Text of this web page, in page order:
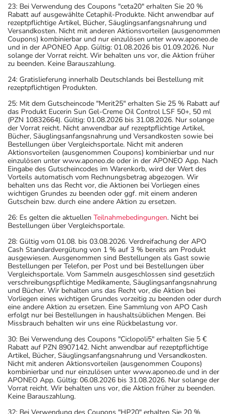
23: Bei Verwendung des Coupons "ceta20" erhalten Sie 20 %
Rabatt auf ausgewählte Cetaphil-Produkte. Nicht anwendbar auf
rezeptpflichtige Artikel, Bücher, Säuglingsanfangsnahrung und
Versandkosten. Nicht mit anderen Aktionsvorteilen (ausgenommen
Coupons) kombinierbar und nur einzulösen unter www.aponeo.de
und in der APONEO App. Gültig: 01.08.2026 bis 01.09.2026. Nur
solange der Vorrat reicht. Wir behalten uns vor, die Aktion früher
zu beenden. Keine Barauszahlung.
24: Gratislieferung innerhalb Deutschlands bei Bestellung mit
rezeptpflichtigen Produkten.
25: Mit dem Gutscheincode "Merit25" erhalten Sie 25 % Rabatt auf
das Produkt Eucerin Sun Gel-Creme Oil Control LSF 50+, 50 ml
(PZN 10832664). Gültig: 01.08.2026 bis 31.08.2026. Nur solange
der Vorrat reicht. Nicht anwendbar auf rezeptpflichtige Artikel,
Bücher, Säuglingsanfangsnahrung und Versandkosten sowie bei
Bestellungen über Vergleichsportale. Nicht mit anderen
Aktionsvorteilen (ausgenommen Coupons) kombinierbar und nur
einzulösen unter www.aponeo.de oder in der APONEO App. Nach
Eingabe des Gutscheincodes im Warenkorb, wird der Wert des
Vorteils automatisch vom Rechnungsbetrag abgezogen. Wir
behalten uns das Recht vor, die Aktionen bei Vorliegen eines
wichtigen Grundes zu beenden oder ggf. mit einem anderen
Gutschein bzw. durch eine andere Aktion zu ersetzen.
26: Es gelten die aktuellen Teilnahmebedingungen. Nicht bei
Bestellungen über Vergleichsportale.
28: Gültig vom 01.08. bis 03.08.2026. Verdreifachung der APO
Cash Standardvergütung von 1 % auf 3 % bereits am Produkt
ausgewiesen. Ausgenommen sind Bestellungen als Gast sowie
Bestellungen per Telefon, per Post und bei Bestellungen über
Vergleichsportale. Vom Sammeln ausgeschlossen sind gesetzlich
verschreibungspflichtige Medikamente, Säuglingsanfangsnahrung
und Bücher. Wir behalten uns das Recht vor, die Aktion bei
Vorliegen eines wichtigen Grundes vorzeitig zu beenden oder durch
eine andere Aktion zu ersetzen. Eine Sammlung von APO Cash
erfolgt nur bei Bestellungen in haushaltsüblichen Mengen. Bei
Missbrauch behalten wir uns eine Rückbelastung vor.
30: Bei Verwendung des Coupons "Ciclopoli5" erhalten Sie 5 €
Rabatt auf PZN 8907142. Nicht anwendbar auf rezeptpflichtige
Artikel, Bücher, Säuglingsanfangsnahrung und Versandkosten.
Nicht mit anderen Aktionsvorteilen (ausgenommen Coupons)
kombinierbar und nur einzulösen unter www.aponeo.de und in der
APONEO App. Gültig: 06.08.2026 bis 31.08.2026. Nur solange der
Vorrat reicht. Wir behalten uns vor, die Aktion früher zu beenden.
Keine Barauszahlung.